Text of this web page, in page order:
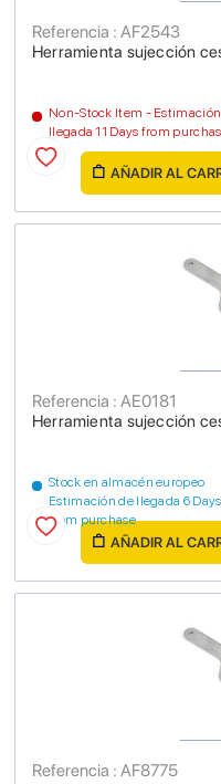
Herramienta sujección
Referencia : AF2543
Non-Stock Item -
llegada 11 Days from
AÑADIR AL
Herramienta sujección
Referencia : AE0181
Stock en almacén europeo
Estimación de llegada 6 Days
from purchase
AÑADIR AL
Referencia : AF8775